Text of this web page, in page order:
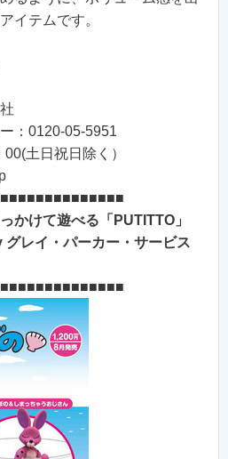
イテムです。
：0120-05-5951
土日祝日除く）
かけて遊べる「PUTITTO」
レイ・パーカー・サービス